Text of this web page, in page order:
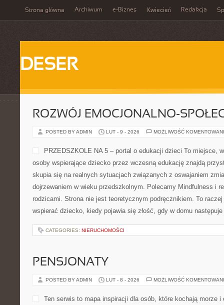
Strona główna Archiwum e-Biznes Kwiecień Redakcja
DESER
ROZWÓJ EMOCJONALNO-
POSTED BY ADMIN LUT - 9 - 2026 MOŻLIWOŚĆ
PRZEDSZKOLE NA 5 – portal o edukacji dzieci To miejsce,
osoby wspierające dziecko przez wczesną edukację znajdą
skupia się na realnych sytuacjach związanych z oswajaniem
dojrzewaniem w wieku przedszkolnym. Polecamy Mindfulness i
rodzicami. Strona nie jest teoretycznym podręcznikiem. To
wspierać dziecko, kiedy pojawia się złość, gdy w domu
CATEGORIES: NIERUCHOMOŚCI
PENSJONATY
POSTED BY ADMIN LUT - 8 - 2026 MOŻLIWOŚĆ
Ten serwis to mapa inspiracji dla osób, które kochają morze i